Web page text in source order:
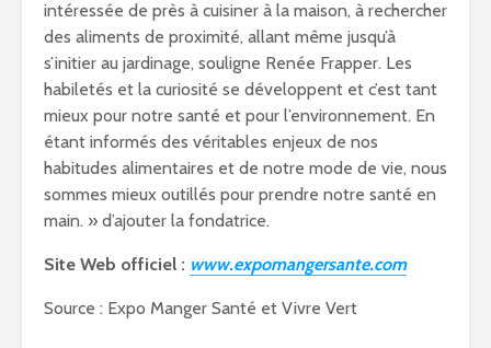
intéressée de près à cuisiner à la maison, à rechercher
des aliments de proximité, allant même jusqu’à
s’initier au jardinage, souligne Renée Frapper. Les
habiletés et la curiosité se développent et c’est tant
mieux pour notre santé et pour l’environnement. En
étant informés des véritables enjeux de nos
habitudes alimentaires et de notre mode de vie, nous
sommes mieux outillés pour prendre notre santé en
main. » d’ajouter la fondatrice.
Site Web officiel : www.expomangersante.com
Source : Expo Manger Santé et Vivre Vert